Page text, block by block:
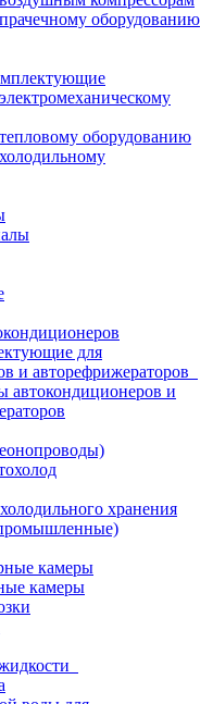
оборудованию
оборудованию
для
и авторефрижераторов
автокондиционеров и
хранения
камеры
камеры